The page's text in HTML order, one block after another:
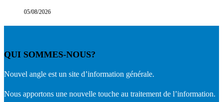
05/08/2026
QUI SOMMES-NOUS?
Nouvel angle est un site d’information générale.
Nous apportons une nouvelle touche au traitement de l’information.